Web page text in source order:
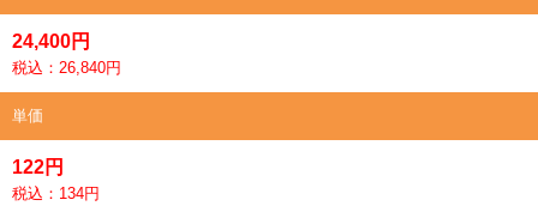
24,400円
税込：26,840円
単価
122円
税込：134円